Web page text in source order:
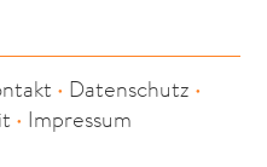
• Datenschutz •
• Impressum